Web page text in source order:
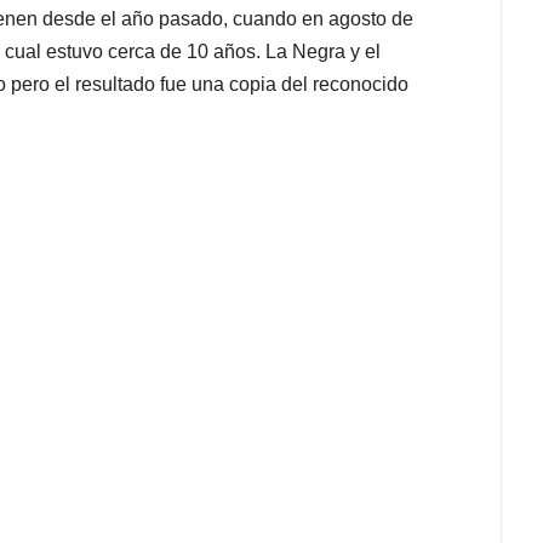
desde el año pasado, cuando en agosto de
estuvo cerca de 10 años. La Negra y el
el resultado fue una copia del reconocido